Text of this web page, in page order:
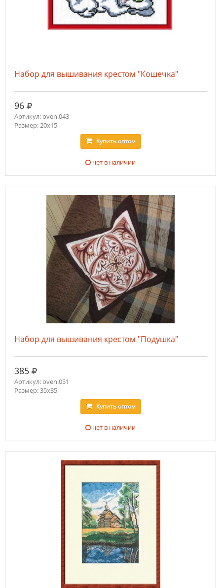
Набор для вышивания крестом "Кошечка"
96 руб.
Артикул: oven.043
Размер: 20х15
Купитьоптом
нет в наличии
Набор для вышивания крестом "Подушка"
385 руб.
Артикул: oven.051
Размер: 35х35
Купитьоптом
нет в наличии